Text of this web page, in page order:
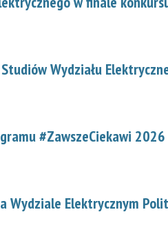
Wydziału
#ZawszeCiekawi
Wydziale Elektrycznym